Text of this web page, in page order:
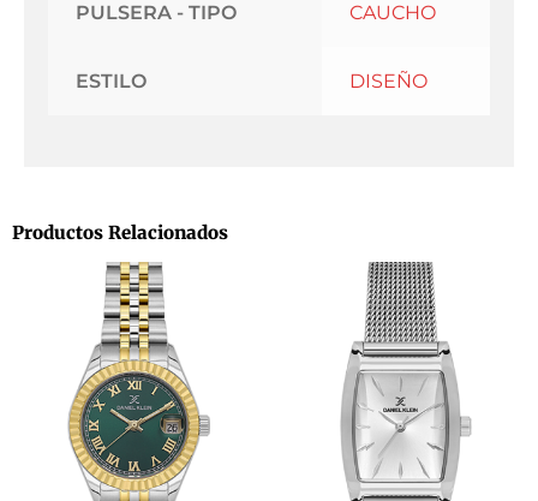
PULSERA - TIPO CAUCHO
ESTILO DISEÑO
Productos Relacionados